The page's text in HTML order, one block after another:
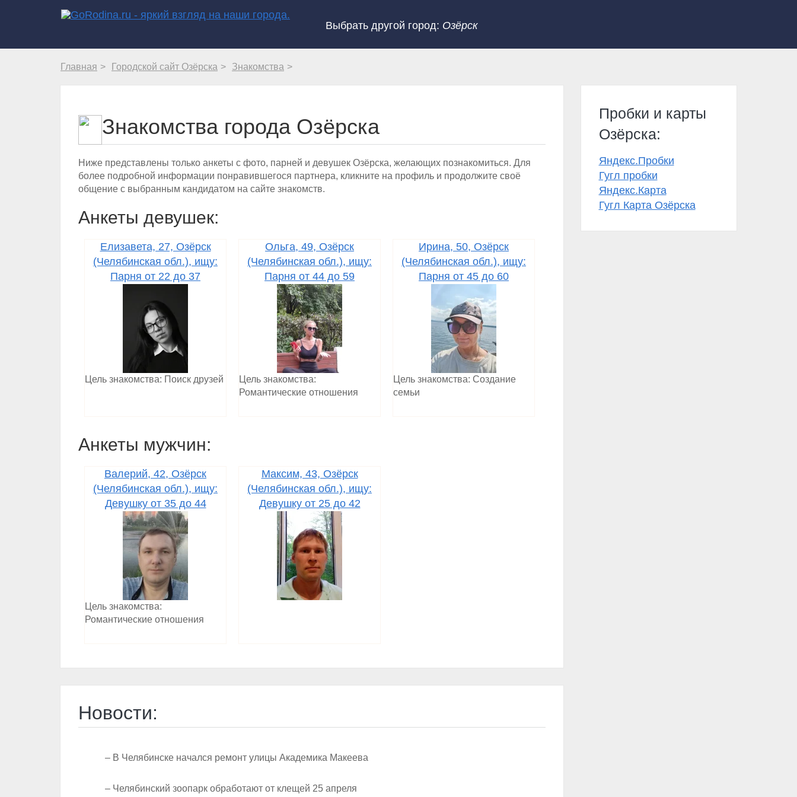
Выбрать другой город: Озёрск
Главная Городской сайт Озёрска Знакомства
Знакомства города Озёрска
Ниже представлены только анкеты с фото, парней и девушек Озёрска, желающих познакомиться. Для
более подробной информации понравившегося партнера, кликните на профиль и продолжите своё
общение с выбранным кандидатом на сайте знакомств.
Анкеты девушек:
Елизавета, 27, Озёрск
(Челябинская обл.), ищу:
Парня от 22 до 37
Цель знакомства: Поиск друзей
Ольга, 49, Озёрск
(Челябинская обл.), ищу:
Парня от 44 до 59
Цель знакомства:
Романтические отношения
Ирина, 50, Озёрск
(Челябинская обл.), ищу:
Парня от 45 до 60
Цель знакомства: Создание
семьи
Анкеты мужчин:
Валерий, 42, Озёрск
(Челябинская обл.), ищу:
Девушку от 35 до 44
Цель знакомства:
Романтические отношения
Максим, 43, Озёрск
(Челябинская обл.), ищу:
Девушку от 25 до 42
Новости:
– В Челябинске начался ремонт улицы Академика Макеева
– Челябинский зоопарк обработают от клещей 25 апреля
Пробки и карты
Озёрска:
Яндекс.Пробки
Гугл пробки
Яндекс.Карта
Гугл Карта Озёрска